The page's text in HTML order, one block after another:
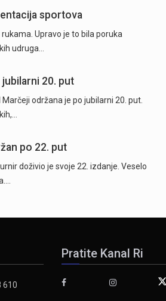
sportova
Upravo je to bila poruka
udruga…
20. put
održana je po jubilarni 20. put.
po 22. put
doživio je svoje 22. izdanje. Veselo
610
Pratite Kanal Ri